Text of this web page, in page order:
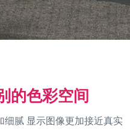
的色彩空间
腻 显示图像更加接近真实